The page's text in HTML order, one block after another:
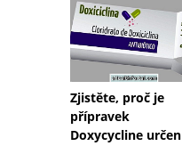
Zjistěte, proč je
přípravek
Doxycycline určen